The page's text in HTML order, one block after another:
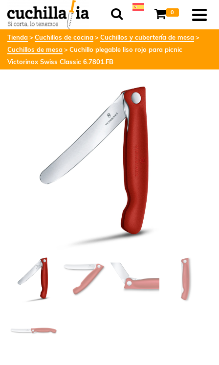
0
Tienda Cuchillos de cocina
Cuchillos y cubertería de mesa
Cuchillos de mesa
Cuchillo plegable liso rojo para picnic
Victorinox Swiss Classic 6.7801.FB